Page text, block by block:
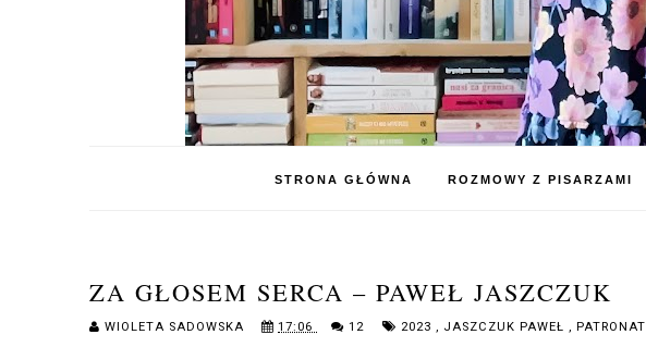
STRONA GŁÓWNA ROZMOWY Z PISARZAMI
ZA GŁOSEM SERCA – PAWEŁ JASZCZUK
WIOLETA SADOWSKA 17:06 12 2023 , JASZCZUK PAWEŁ , PATRONAT